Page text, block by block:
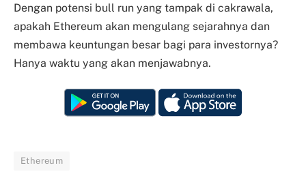
Dengan potensi bull run yang tampak di cakrawala,
apakah Ethereum akan mengulang sejarahnya dan
membawa keuntungan besar bagi para investornya?
Hanya waktu yang akan menjawabnya.
Ethereum